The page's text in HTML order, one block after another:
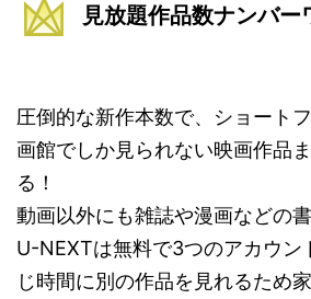
見放題作品数ナンバ
圧倒的な新作本数で、ショート
画館でしか見られない映画作品
る！
動画以外にも雑誌や漫画などの書
U-NEXTは無料で3つのアカウン
じ時間に別の作品を見れるため